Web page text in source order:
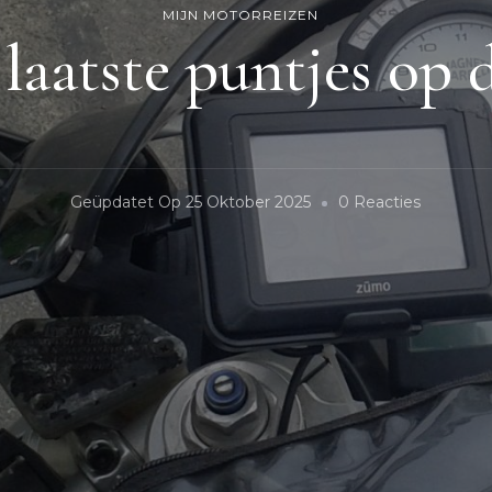
MIJN MOTORREIZEN
puntjes op
Geüpdatet Op25 Oktober 2025 0 ReactiesOp
Laatste
Puntjes
Op
I.